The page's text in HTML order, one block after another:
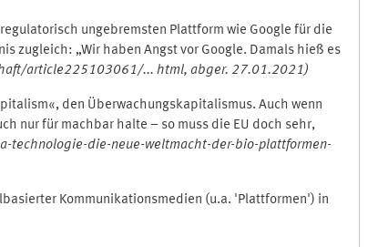
ungebremsten Plattform wie Google für die
zugleich: „Wir haben Angst vor Google. Damals hieß es
article225103061/... html, abger. 27.01.2021)
den Überwachungskapitalismus. Auch wenn
nur für machbar halte – so muss die EU doch sehr,
technologie-die-neue-weltmacht-der-bio-plattformen-
Kommunikationsmedien (u.a. 'Plattformen') in